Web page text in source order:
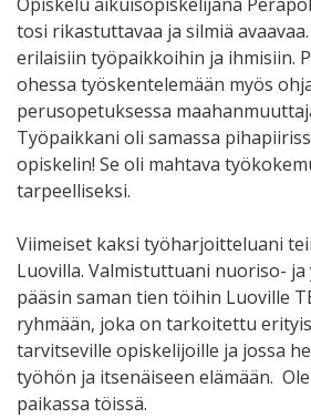
tosi rikastuttavaa ja silmiä
erilaisiin työpaikkoihin ja ihmisiin.
ohessa työskentelemään myös
perusopetuksessa
Työpaikkani oli samassa
opiskelin! Se oli mahtava
tarpeelliseksi.
Viimeiset kaksi työharjoitteluani
Luovilla. Valmistuttuani nuoriso-
pääsin saman tien töihin Luoville
ryhmään, joka on tarkoitettu
tarvitseville opiskelijoille ja jossa
työhön ja itsenäiseen elämään.
paikassa töissä.